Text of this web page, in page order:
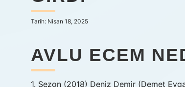
Tarih: Nisan 18, 2025
AVLU ECEM
1. Sezon (2018) Deniz Demir (Demet